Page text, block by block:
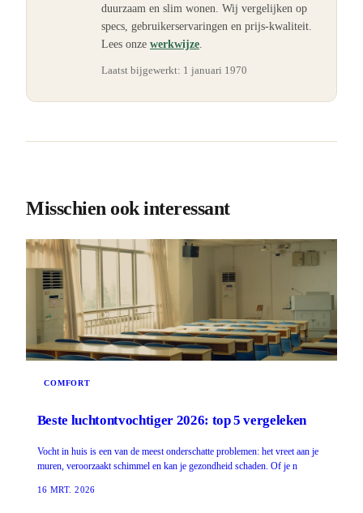
duurzaam en slim wonen. Wij vergelijken op
specs, gebruikerservaringen en prijs-kwaliteit.
Lees onze werkwijze
Laatst bijgewerkt: 1 januari 1970
Misschien ook interessant
COMFORT
Beste luchtontvochtiger 2026: top 5 vergeleken
Vocht in huis is een van de meest onderschatte problemen: het vreet aan je
muren, veroorzaakt schimmel en kan je gezondheid schaden. Of je n
16 MRT. 2026